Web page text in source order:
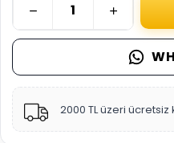
2000 TL üzeri ücretsiz